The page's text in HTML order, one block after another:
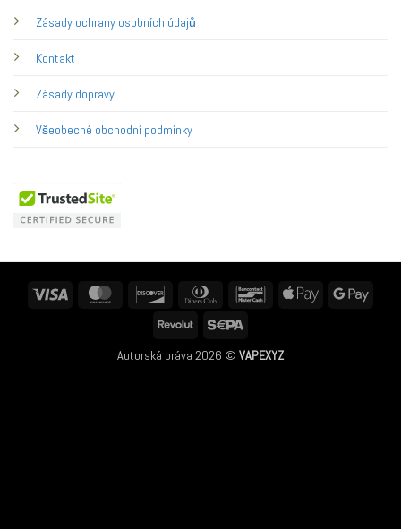
Zásady ochrany osobních údajů
Kontakt
Zásady dopravy
Všeobecné obchodní podmínky
Visa MasterCard Discover
Dinners
BancontactApple
Revolut
Autorská práva 2026 © VAPEXYZ